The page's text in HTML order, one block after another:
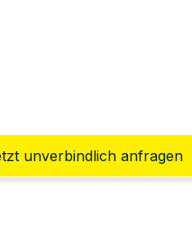
unverbindlich anfragen